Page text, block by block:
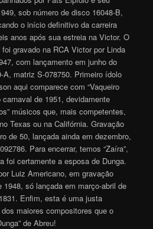
sob número de disco 16048-B,
o início definitivo da carreira
anos após sua estreia na Victor. O
foi gravado na RCA Victor por Linda
com lançamento em junho do
A, matriz S-078750. Primeiro ídolo
aqui comparece com “Vaqueiro
carnaval de 1951, devidamente
músicos que, mais competentes,
Texas ou na Califórnia. Gravação
de 50, lançada ainda em dezembro,
Para encerrar, temos “Zaíra”,
foi certamente a esposa de Dunga.
Luiz Americano, em gravação
1948, só lançada em março-abril de
Enfim, esta é uma justa
maiores compositores que o
de Abreu!